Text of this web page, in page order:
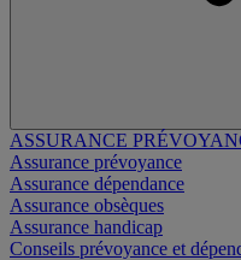
ASSURANCE
Assurance prévoyance
Assurance dépendance
Assurance obsèques
Assurance handicap
Conseils prévoyance et